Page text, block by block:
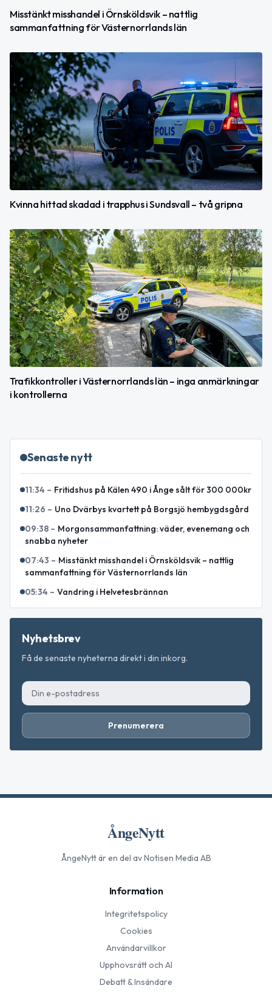
Misstänkt misshandel i Örnsköldsvik – nattlig
sammanfattning för Västernorrlands län
Kvinna hittad skadad i trapphus i Sundsvall – två gripna
Trafikkontroller i Västernorrlands län – inga anmärkningar
i kontrollerna
Senaste nytt
11:34 – Fritidshus på Kälen 490 i Ånge sålt för 300 000kr
11:26 – Uno Dvärbys kvartett på Borgsjö hembygdsgård
09:38 – Morgonsammanfattning: väder, evenemang och
snabba nyheter
07:43 – Misstänkt misshandel i Örnsköldsvik – nattlig
sammanfattning för Västernorrlands län
05:34 – Vandring i Helvetesbrännan
Nyhetsbrev
Få de senaste nyheterna direkt i din inkorg.
Prenumerera
ÅngeNytt
ÅngeNyttär en del av Notisen Media AB
Information
Integritetspolicy
Cookies
Användarvillkor
Upphovsrätt och AI
Debatt & Insändare